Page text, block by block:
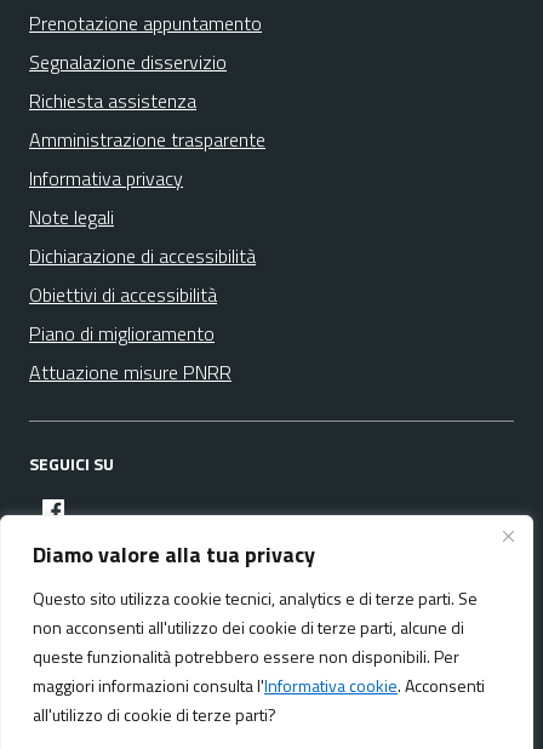
Diamo valore alla tua privacy
Questo sito utilizza cookie tecnici, analytics e di terze parti. Se
non acconsenti all'utilizzo dei cookie di terze parti, alcune di
queste funzionalità potrebbero essere non disponibili. Per
maggiori informazioni consulta l'Informativa cookie. Acconsenti
all'utilizzo di cookie di terze parti?
Prenotazione appuntamento
Segnalazione disservizio
Richiesta assistenza
Amministrazione trasparente
Informativa privacy
Note legali
Dichiarazione di accessibilità
Obiettivi di accessibilità
Piano di miglioramento
Attuazione misure PNRR
SEGUICI SU
facebook
Media policy Mappa del sito